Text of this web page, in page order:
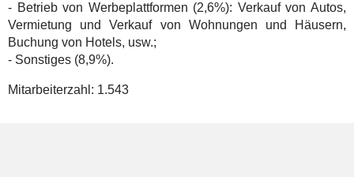
- Betrieb von Werbeplattformen (2,6%): Verkauf von Autos,
Vermietung und Verkauf von Wohnungen und Häusern,
Buchung von Hotels, usw.;
- Sonstiges (8,9%).
Mitarbeiterzahl: 1.543